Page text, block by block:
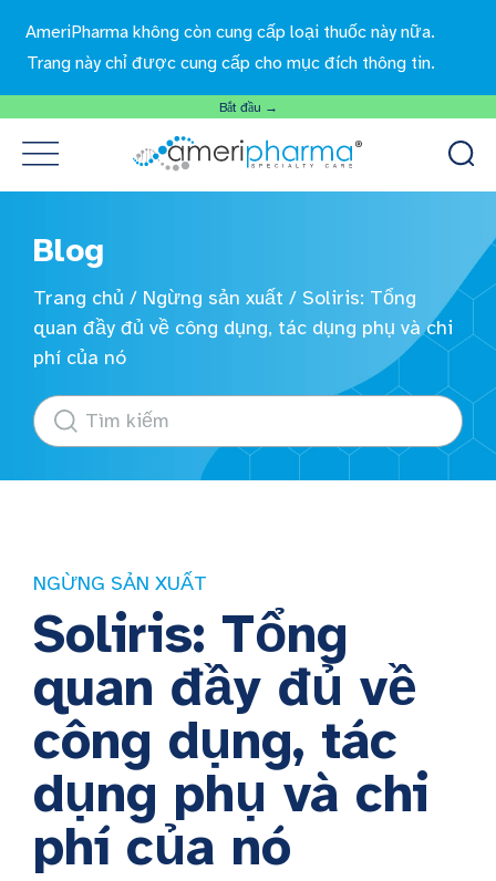
AmeriPharma không còn cung cấp loại thuốc này nữa.
Trang này chỉ được cung cấp cho mục đích thông tin.
Bắt đầu →
Blog
Trang chủ / Ngừng sản xuất / Soliris: Tổng
quan đầy đủ về công dụng, tác dụng phụ và chi
phí của nó
NGỪNG SẢN XUẤT
Soliris: Tổng
quan đầy đủ về
công dụng, tác
dụng phụ và chi
phí của nó